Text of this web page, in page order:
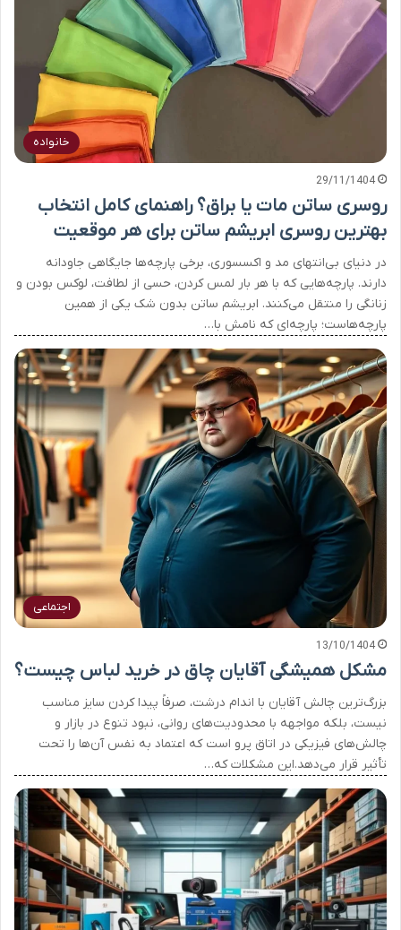
خانواده
29/11/1404
روسری ساتن مات یا براق؟ راهنمای کامل انتخاب
بهترین روسری ابریشم ساتن برای هر موقعیت
در دنیای بی‌انتهای مد و اکسسوری، برخی پارچه‌ها جایگاهی جاودانه
دارند. پارچه‌هایی که با هر بار لمس کردن، حسی از لطافت، لوکس بودن و
زنانگی را منتقل می‌کنند. ابریشم ساتن بدون شک یکی از همین
پارچه‌هاست؛ پارچه‌ای که نامش با…
اجتماعی
13/10/1404
مشکل همیشگی آقایان چاق در خرید لباس چیست؟
بزرگ‌ترین چالش آقایان با اندام درشت، صرفاً پیدا کردن سایز مناسب
نیست، بلکه مواجهه با محدودیت‌های روانی، نبود تنوع در بازار و
چالش‌های فیزیکی در اتاق پرو است که اعتماد به نفس آن‌ها را تحت
تأثیر قرار می‌دهد.این مشکلات که…